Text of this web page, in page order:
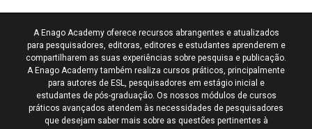
A Enago Academy oferece recursos abrangentes e atualizados
para pesquisadores, editoras, editores e estudantes aprenderem e
compartilharem as suas experiências sobre pesquisa e publicação.
A Enago Academy também realiza cursos práticos, principalmente
para autores de ESL, pesquisadores em estágio inicial e
estudantes de pós-graduação. Os nossos módulos de cursos
práticos avançados atendem às necessidades de pesquisadores
que desejam saber mais sobre as questões pertinentes à